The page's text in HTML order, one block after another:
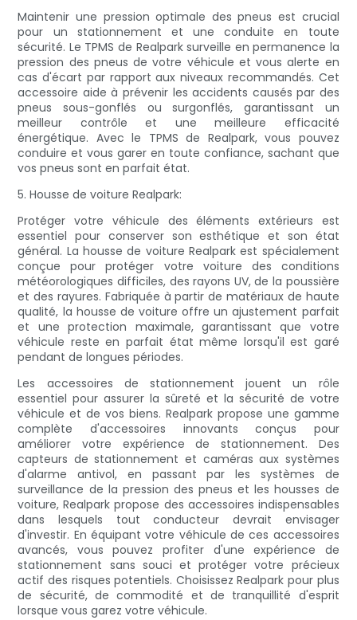
Maintenir une pression optimale des pneus est crucial
pour un stationnement et une conduite en toute
sécurité. Le TPMS de Realpark surveille en permanence la
pression des pneus de votre véhicule et vous alerte en
cas d'écart par rapport aux niveaux recommandés. Cet
accessoire aide à prévenir les accidents causés par des
pneus sous-gonflés ou surgonflés, garantissant un
meilleur contrôle et une meilleure efficacité
énergétique. Avec le TPMS de Realpark, vous pouvez
conduire et vous garer en toute confiance, sachant que
vos pneus sont en parfait état.
5. Housse de voiture Realpark:
Protéger votre véhicule des éléments extérieurs est
essentiel pour conserver son esthétique et son état
général. La housse de voiture Realpark est spécialement
conçue pour protéger votre voiture des conditions
météorologiques difficiles, des rayons UV, de la poussière
et des rayures. Fabriquée à partir de matériaux de haute
qualité, la housse de voiture offre un ajustement parfait
et une protection maximale, garantissant que votre
véhicule reste en parfait état même lorsqu'il est garé
pendant de longues périodes.
Les accessoires de stationnement jouent un rôle
essentiel pour assurer la sûreté et la sécurité de votre
véhicule et de vos biens. Realpark propose une gamme
complète d'accessoires innovants conçus pour
améliorer votre expérience de stationnement. Des
capteurs de stationnement et caméras aux systèmes
d'alarme antivol, en passant par les systèmes de
surveillance de la pression des pneus et les housses de
voiture, Realpark propose des accessoires indispensables
dans lesquels tout conducteur devrait envisager
d'investir. En équipant votre véhicule de ces accessoires
avancés, vous pouvez profiter d'une expérience de
stationnement sans souci et protéger votre précieux
actif des risques potentiels. Choisissez Realpark pour plus
de sécurité, de commodité et de tranquillité d'esprit
lorsque vous garez votre véhicule.